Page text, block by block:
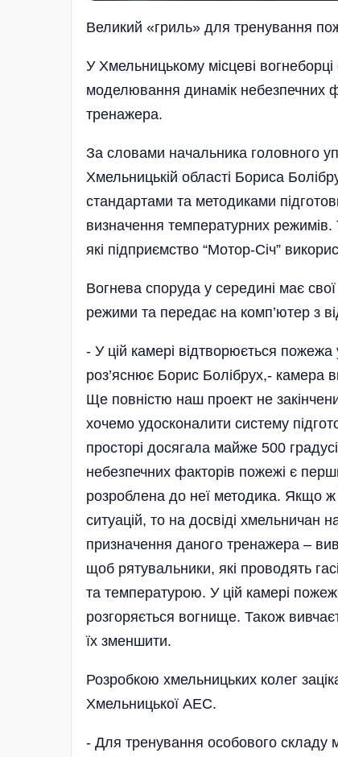
Великий «гриль» для тренування
У Хмельницькому місцеві
моделювання динамік небезпечних
тренажера.
За словами начальника головного
Хмельницькій області Бориса
стандартами та методиками
визначення температурних
які підприємство “Мотор-Січ”
Вогнева споруда у середині має
режими та передає на комп’ютер з
- У цій камері відтворюється
роз’яс­нює Борис Болібрух,- камера
Ще повністю наш проект не
хочемо удосконалити систему
просторі досягала майже 500
не­безпечних факторів пожежі є
розроблена до неї методика. Якщо
ситуацій, то на досвіді хмельничан
призначення даного тренажера –
щоб рятувальники, які проводять
та температурою. У цій камері
розгоряється вогнище. Також
їх зменшити.
Розробкою хмельницьких колег
Хмельницької АЕС.
- Для тренування особового складу